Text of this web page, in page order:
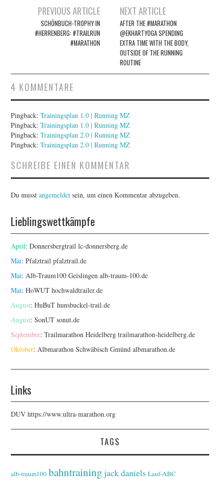
Artikel-
Navigation
PREVIOUS ARTICLE
SCHÖNBUCH-TROPHY IN
#HERRENBERG: #TRAILRUN
#MARATHON
NEXT ARTICLE
AFTER THE #MARATHON
@EKHARTYOGA SPENDING
EXTRA TIME WITH THE BODY,
OUTSIDE OF THE RUNNING
ROUTINE
4 KOMMENTARE
Pingback:Trainingsplan 1.0 | Running MZ
Pingback:Trainingsplan 1.0 | Running MZ
Pingback:Trainingsplan 2.0 | Running MZ
Pingback:Trainingsplan 2.0 | Running MZ
SCHREIBE EINEN KOMMENTAR
Du musstangemeldet sein, um einen Kommentar abzugeben.
Lieblingswettkämpfe
April: Donnersbergtraillc-donnersberg.de
Mai: Pfalztrailpfalztrail.de
Mai: Alb-Traum100 Geislingenalb-traum-100.de
Mai: HoWUThochwaldtrailer.de
August: HuBuThunsbuckel-trail.de
August: SonUTsonut.de
September: Trailmarathon Heidelbergtrailmarathon-heidelberg.de
Oktober: Albmarathon Schwäbisch Gmündalbmarathon.de
Links
DUVhttps://www.ultra-marathon.org
TAGS
alb-traum100 bahntraining jack daniels Lauf-ABC